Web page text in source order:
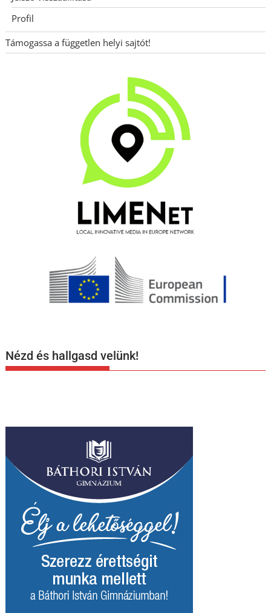
Profil
Támogassa a független helyi sajtót!
Nézd és hallgasd velünk!